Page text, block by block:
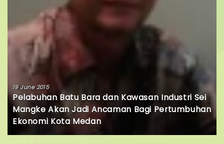
19 June 2015
Pelabuhan Batu Bara dan Kawasan Industri Sei
Mangke Akan Jadi Ancaman Bagi Pertumbuhan
Ekonomi Kota Medan